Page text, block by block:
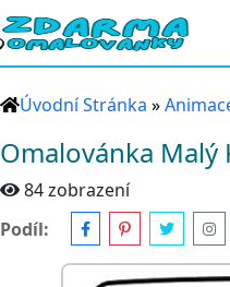
Úvodní Stránka »
Omalovánka Malý
84 zobrazení
Podíl: